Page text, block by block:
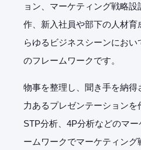
ョン、マーケティング戦略設
作、新入社員や部下の人材育
らゆるビジネスシーンにおい
のフレームワークです。
物事を整理し、聞き手を納得
力あるプレゼンテーションを
STP分析、 4P分析などのマ
ームワークでマーケティング